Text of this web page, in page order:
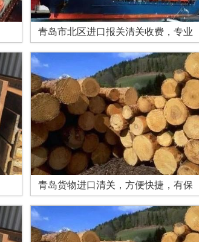
青岛市北区进口报关清关收费，专业
青岛货物进口清关，方便快捷，有保